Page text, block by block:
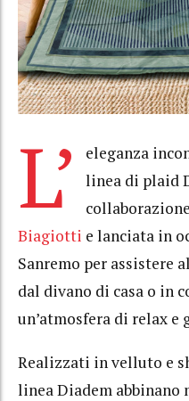
L’
eleganza
linea di plaid
Biagiotti e lanciata in
Sanremo per assistere
dal divano di casa o in
un’atmosfera di relax e
Realizzati in velluto e
linea Diadem abbinano